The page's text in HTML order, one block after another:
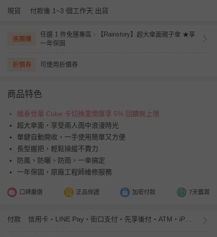
現貨 付款後 1~3 個工作天 出貨
進團購
任選 1 件免運專區 - 【Rainstory】超大傘面親子傘 ★享
一年保固
折價券 可使用折價券
商品特色
國泰世華 Cube 卡切換童樂匯享 5% 回饋無上限
超大傘面，享受兩人雨中浪漫時光
單鍵自動開收，一手使用簡單又方便
長型握把，輕鬆操縱不費力
防風、防曬、防雨，一傘搞定
一年保固，原廠工程師維修服務
口碑嚴選 正品保證 加密付款 7天鑑賞
付款 信用卡・LINE Pay・街口支付・先享後付・ATM・iPASS MONEY